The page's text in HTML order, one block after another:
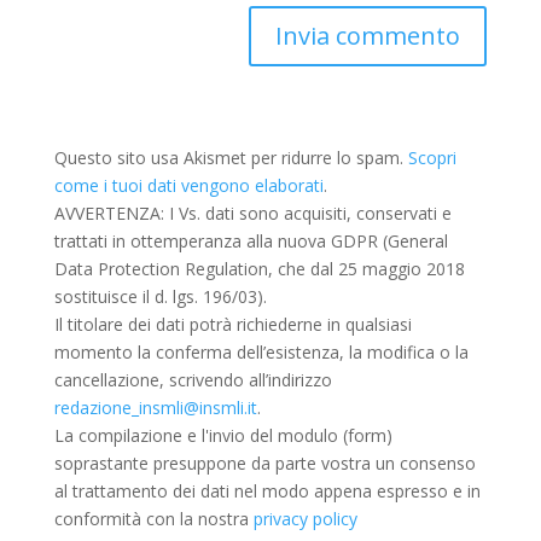
Questo sito usa Akismet per ridurre lo spam. Scopri
come i tuoi dati vengono elaborati.
AVVERTENZA: I Vs. dati sono acquisiti, conservati e
trattati in ottemperanza alla nuova GDPR (General
Data Protection Regulation, che dal 25 maggio 2018
sostituisce il d. lgs. 196/03).
Il titolare dei dati potrà richiederne in qualsiasi
momento la conferma dell’esistenza, la modifica o la
cancellazione, scrivendo all’indirizzo
redazione_insmli@insmli.it.
La compilazione e l'invio del modulo (form)
soprastante presuppone da parte vostra un consenso
al trattamento dei dati nel modo appena espresso e in
conformità con la nostra privacy policy